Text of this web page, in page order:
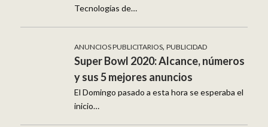
Tecnologías de…
ANUNCIOS PUBLICITARIOS, PUBLICIDAD
Super Bowl 2020: Alcance, números
y sus 5 mejores anuncios
El Domingo pasado a esta hora se esperaba el
inicio…